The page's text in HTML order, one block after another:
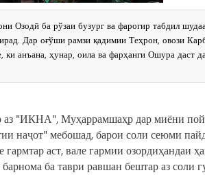
Озодӣ ба рўзаи бузург ва фарогир табдил
Дар оғўши рамзи қадимии Теҳрон, овози
ки анъана, ҳунар, оила ва фарҳанги Ошура даст
аз "ИКНА", Муҳаррамшаҳр дар миёни
наҷот" мебошад, барои соли сеюми
аст, вале гармии озордиҳандаи
ба таври равшан бештар аз соли